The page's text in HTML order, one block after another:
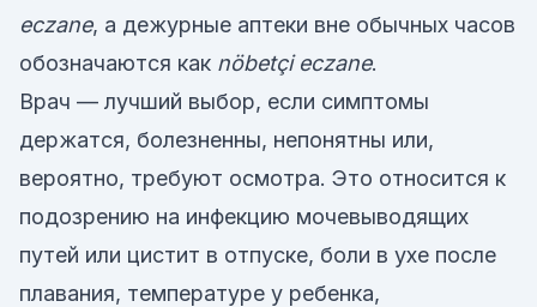
eczane, а дежурные аптеки вне обычных часов
обозначаются как nöbetçi eczane.
Врач — лучший выбор, если симптомы
держатся, болезненны, непонятны или,
вероятно, требуют осмотра. Это относится к
подозрению на инфекцию мочевыводящих
путей или цистит в отпуске, боли в ухе после
плавания, температуре у ребенка,